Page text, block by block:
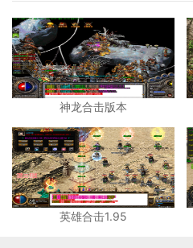
神龙合击版本
英雄合击1.95